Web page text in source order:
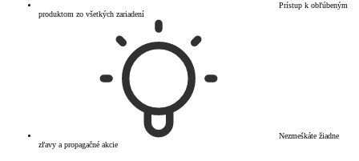
Prístup k obľúbeným
produktom zo všetkých zariadení
Nezmeškáte žiadne
zľavy a propagačné akcie